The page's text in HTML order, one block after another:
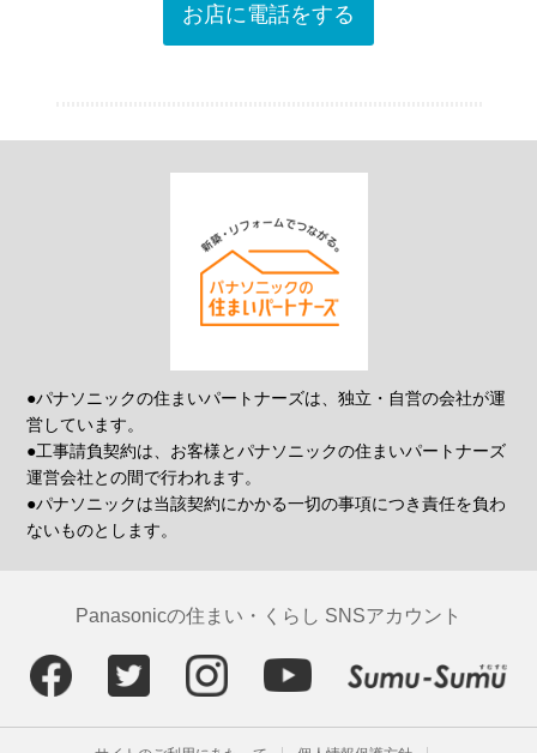
お店に電話をする
●パナソニックの住まいパートナーズは、独立・自営の会社が運
営しています。
●工事請負契約は、お客様とパナソニックの住まいパートナーズ
運営会社との間で行われます。
●パナソニックは当該契約にかかる一切の事項につき責任を負わ
ないものとします。
Panasonicの住まい・くらし SNSアカウント